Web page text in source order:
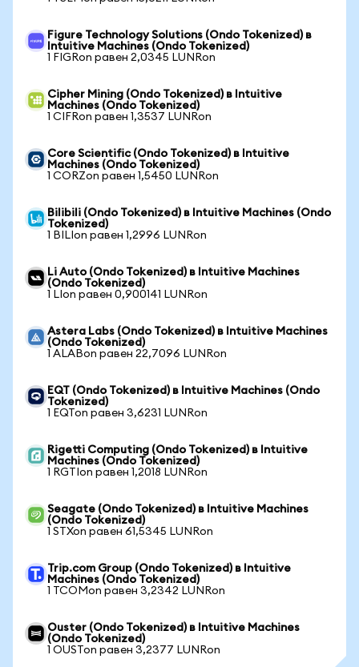
Figure Technology Solutions (Ondo Tokenized) в
Intuitive Machines (Ondo Tokenized)
1 FIGRon равен 2,0345 LUNRon
Cipher Mining (Ondo Tokenized) в Intuitive
Machines (Ondo Tokenized)
1 CIFRon равен 1,3537 LUNRon
Core Scientific (Ondo Tokenized) в Intuitive
Machines (Ondo Tokenized)
1 CORZon равен 1,5450 LUNRon
Bilibili (Ondo Tokenized) в Intuitive Machines (Ondo
Tokenized)
1 BILIon равен 1,2996 LUNRon
Li Auto (Ondo Tokenized) в Intuitive Machines
(Ondo Tokenized)
1 LIon равен 0,900141 LUNRon
Astera Labs (Ondo Tokenized) в Intuitive Machines
(Ondo Tokenized)
1 ALABon равен 22,7096 LUNRon
EQT (Ondo Tokenized) в Intuitive Machines (Ondo
Tokenized)
1 EQTon равен 3,6231 LUNRon
Rigetti Computing (Ondo Tokenized) в Intuitive
Machines (Ondo Tokenized)
1 RGTIon равен 1,2018 LUNRon
Seagate (Ondo Tokenized) в Intuitive Machines
(Ondo Tokenized)
1 STXon равен 61,5345 LUNRon
Trip.com Group (Ondo Tokenized) в Intuitive
Machines (Ondo Tokenized)
1 TCOMon равен 3,2342 LUNRon
Ouster (Ondo Tokenized) в Intuitive Machines
(Ondo Tokenized)
1 OUSTon равен 3,2377 LUNRon